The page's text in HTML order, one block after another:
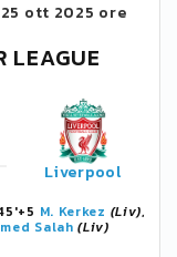
25 ott 2025 ore
LEAGUE
Liverpool
M. Kerkez (Liv),
Salah (Liv)